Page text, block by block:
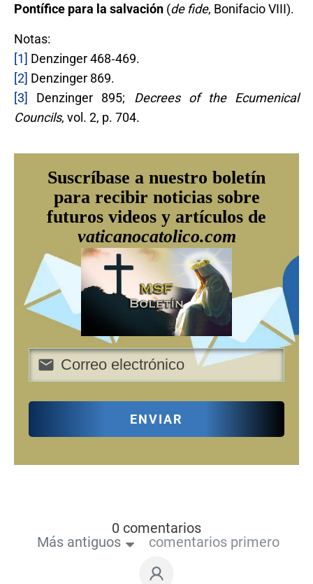
Pontífice para la salvación (de fide, Bonifacio VIII).
Notas:
[1] Denzinger 468‐469.
[2] Denzinger 869.
[3]
Denzinger 895; Decrees of the Ecumenical
Councils, vol. 2, p. 704.
Suscríbase a nuestro boletín
para recibir noticias sobre
futuros videos y artículos de
vaticanocatolico.com
ENVIAR
0 comentarios
Más antiguos
comentarios primero